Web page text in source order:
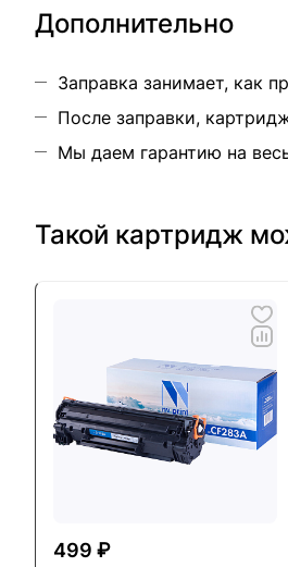
Дополнительно
Заправка занимает, как
После заправки,
Мы даем гарантию на
Такой картридж
499 ₽